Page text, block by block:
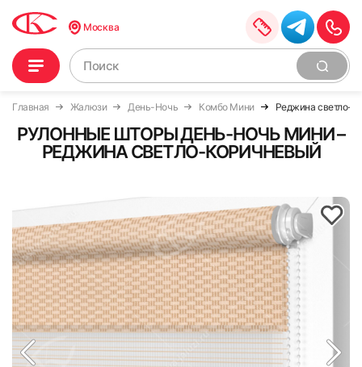
Москва
Главная Жалюзи День-Ночь Комбо Мини Реджина светло-
РУЛОННЫЕ ШТОРЫ ДЕНЬ-НОЧЬ МИНИ –
РЕДЖИНА СВЕТЛО-КОРИЧНЕВЫЙ